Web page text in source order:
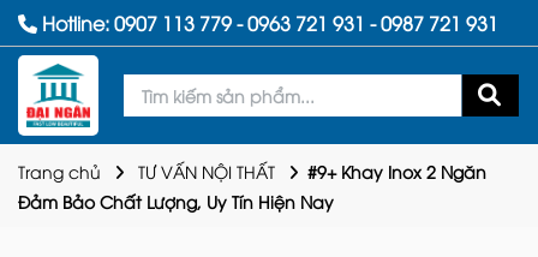
Hotline:0907 113 779-0963 721 931 -0987 721 931
Trang chủ TƯ VẤN NỘI THẤT
#9+ Khay Inox 2 Ngăn
Đảm Bảo Chất Lượng, Uy Tín Hiện Nay